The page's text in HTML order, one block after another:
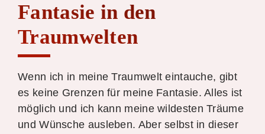
Fantasie in den
Traumwelten
Wenn ich in meine Traumwelt eintauche, gibt
es keine Grenzen für meine Fantasie. Alles ist
möglich und ich kann meine wildesten Träume
und Wünsche ausleben. Aber selbst in dieser